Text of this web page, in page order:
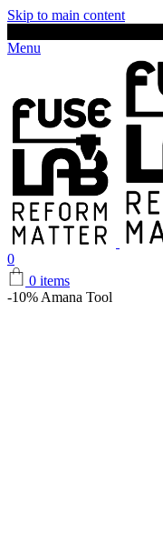
Skip to main content
Menu
0
0 items
-10% Amana Tool